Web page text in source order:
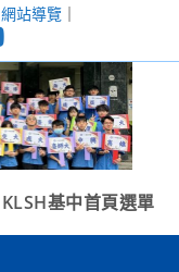
網站導覽｜
KLSH基中首頁選單